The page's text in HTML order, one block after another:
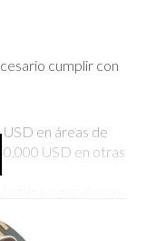
cumplir con
en áreas de
USD en otras
a tiempo